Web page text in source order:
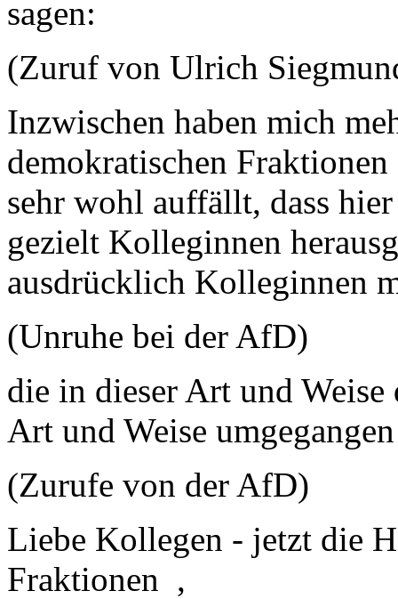
sagen:
(Zuruf von Ulrich
Inzwischen haben mich
demokratischen Fraktionen
sehr wohl auffällt, dass
gezielt Kolleginnen
ausdrücklich Kolleginnen
(Unruhe bei der AfD)
die in dieser Art und
Art und Weise
(Zurufe von der AfD)
Liebe Kollegen - jetzt die
Fraktionen ,